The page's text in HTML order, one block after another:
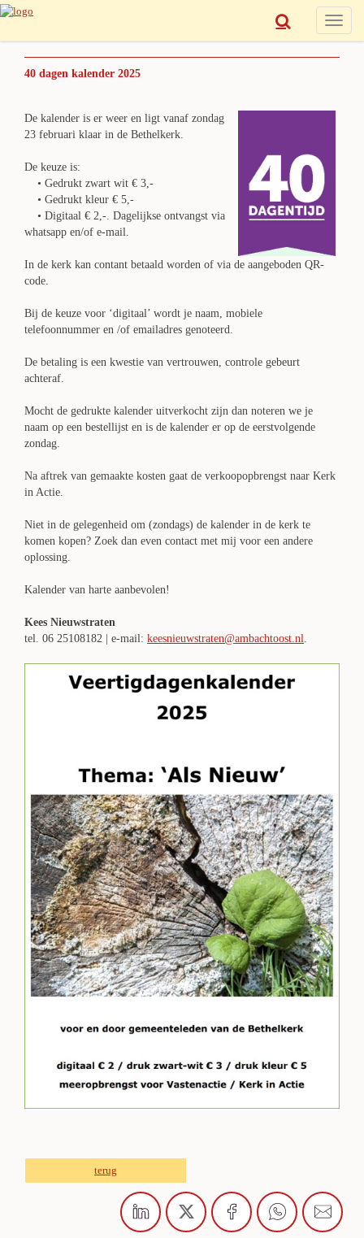
Toggle
40 dagen kalender 2025
De kalender is er weer en ligt vanaf zondag
23 februari klaar in de Bethelkerk.
De keuze is:
• Gedrukt zwart wit € 3,-
• Gedrukt kleur € 5,-
• Digitaal € 2,-. Dagelijkse ontvangst via
whatsapp en/of e-mail.
In de kerk kan contant betaald worden of via de aangeboden QR-
code.
Bij de keuze voor ‘digitaal’ wordt je naam, mobiele
telefoonnummer en /of emailadres genoteerd.
De betaling is een kwestie van vertrouwen, controle gebeurt
achteraf.
Mocht de gedrukte kalender uitverkocht zijn dan noteren we je
naam op een bestellijst en is de kalender er op de eerstvolgende
zondag.
Na aftrek van gemaakte kosten gaat de verkoopopbrengst naar Kerk
in Actie.
Niet in de gelegenheid om (zondags) de kalender in de kerk te
komen kopen? Zoek dan even contact met mij voor een andere
oplossing.
Kalender van harte aanbevolen!
Kees Nieuwstraten
tel. 06 25108182 | e-mail: keesnieuwstraten@ambachtoost.nl.
terug